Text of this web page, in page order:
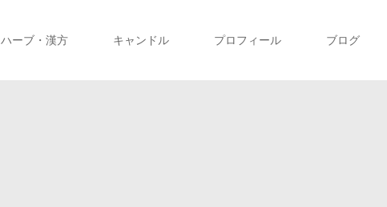
ハーブ・漢方 キャンドル プロフィール ブログ